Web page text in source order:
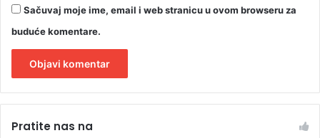
Sačuvaj moje ime, email i web stranicu u ovom browseru za
buduće komentare.
tPratite nas na